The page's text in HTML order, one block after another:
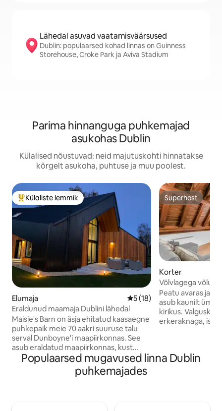
Lähedal asuvad vaatamisväärsused
Dublin: populaarsed kohad linnas on Guinness
Storehouse, Croke Park ja Aviva Stadium
Parima hinnanguga puhkemajad
asukohas Dublin
Külalised nõustuvad: neid majutuskohti hinnatakse
kõrgelt asukoha, puhtuse ja muu poolest.
Külaliste suur lemmik
Külaliste lemmik
Elumaja Keskmine hinnang 5/5, 18
5 (18)
Eraldunud maamaja Dublini lähedal
Maisie's Barn on äsja ehitatud kaasaegne
puhkepaik meie 70 aakri suuruse talu
serval Dunboyne'i maapiirkonnas. See
asub eraldatud maapiirkonnas, kust
avaneb avar vaade, ja pakub rahulikku
pelgupaika vaid 30 minuti kaugusel
Dublini kesklinnast ning mõne minuti
Superhost
Superhost
Korter
Võlvlagega võluv
Peatu avaras ja
asub kaunilt
kirikus.
erkeraknaga,
Trinity College
Populaarsed mugavused linna Dublin
puhkemajades